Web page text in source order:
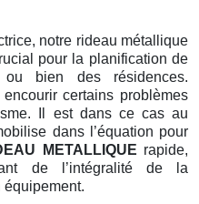
notre rideau métallique
pour la planification de
ou bien des résidences.
certains problèmes
Il est dans ce cas au
dans l’équation pour
METALLIQUE rapide,
de l’intégralité de la